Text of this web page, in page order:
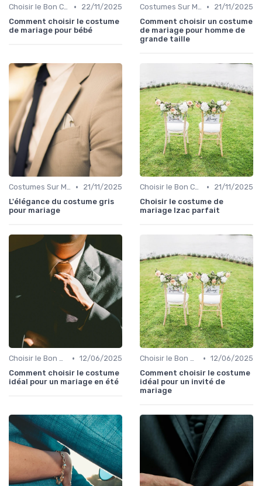
Choisir le Bon Costume •
22/11/2025
Comment choisir le costume
de mariage pour bébé
Costumes Sur Mesure •
21/11/2025
Comment choisir un costume
de mariage pour homme de
grande taille
Costumes Sur Mesure •
21/11/2025
L'élégance du costume gris
pour mariage
Choisir le Bon Costume •
21/11/2025
Choisir le costume de
mariage Izac parfait
Choisir le Bon Costume • 12/06/2025
Comment choisir le costume
idéal pour un mariage en été
Choisir le Bon Costume • 12/06/2025
Comment choisir le costume
idéal pour un invité de
mariage